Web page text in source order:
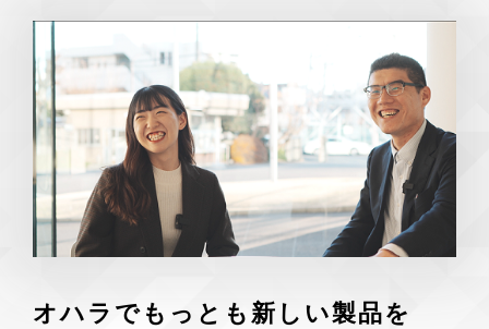
オハラでもっとも新しい製品を